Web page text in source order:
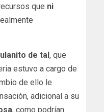
que ni
de tal, que
estuvo a cargo de
de ello le
adicional a su
, como podrían